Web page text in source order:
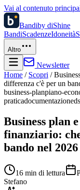
Vai al contenuto
Bandiby diShine
BandiScadenzeIdoneità
Altro
Newsletter
Home / Scopri /
differenza c'è per un
business-planpiano-
praticadocumentazione
Business plan
finanziario:
bando nel 2026
16 min di lettura
Stefano